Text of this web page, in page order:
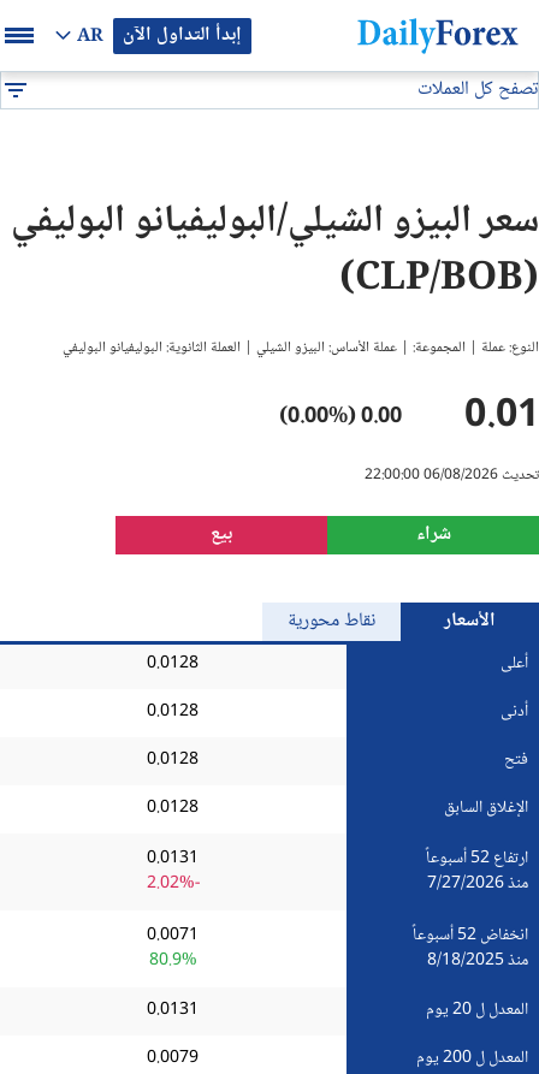
إبدأ التداول الآن AR
بيان إعلاني
تصفح كل العملات
GBP/USD
USD/JPY
USD/CAD
USD/CHF
Bitcoin/USD
المؤشرات
سعر البيزو الشيلي/البوليفيانو البوليفي
(CLP/BOB)
النوع: عملة | المجموعة: | عملة الأساس: البيزو الشيلي | العملة الثانوية: البوليفيانو البوليفي
0.01
0.00 (0.00%)
شراء بيع
تحديث 06/08/2026 22:00:00
الأسعار
أعلى
0.0128
أدنى
0.0128
فتح
0.0128
الإغلاق السابق
0.0128
ارتفاع 52 أسبوعاً
منذ 7/27/2026
0.0131
-2.02%
انخفاض 52 أسبوعاً
منذ 8/18/2025
0.0071
80.9%
المعدل ل 20 يوم
0.0131
المعدل ل 200 يوم
0.0079
نقاط محورية